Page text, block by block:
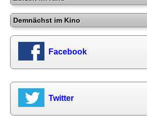
Demnächst im Kino
Facebook
Twitter